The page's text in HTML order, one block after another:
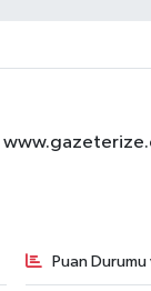
Puan